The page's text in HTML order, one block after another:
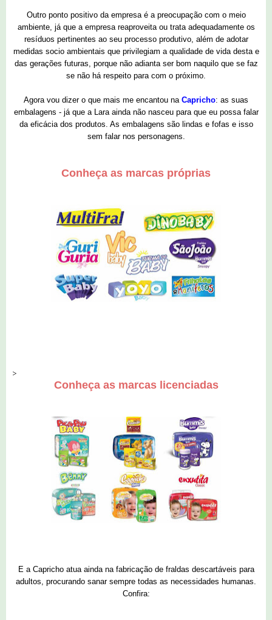
Outro ponto positivo da empresa é a preocupação com o meio
ambiente, já que a empresa reaproveita ou trata adequadamente os
resíduos pertinentes ao seu processo produtivo, além de adotar
medidas socio ambientais que privilegiam a qualidade de vida desta e
das gerações futuras, porque não adianta ser bom naquilo que se faz
se não há respeito para com o próximo.
Agora vou dizer o que mais me encantou na Capricho: as suas
embalagens - já que a Lara ainda não nasceu para que eu possa falar
da eficácia dos produtos. As embalagens são lindas e fofas e isso
sem falar nos personagens.
Conheça as marcas próprias
>
Conheça as marcas licenciadas
E a Capricho atua ainda na fabricação de fraldas descartáveis para
adultos, procurando sanar sempre todas as necessidades humanas.
Confira: